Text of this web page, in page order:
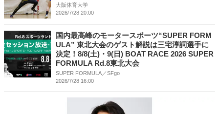
大阪体育大学
2026/7/28 20:00
国内最⾼峰のモータースポーツ“SUPER FORM
ULA” 東北⼤会のゲスト解説は三宅淳詞選⼿に
決定！8/8(⼟)・9(⽇) BOAT RACE 2026 SUPER
FORMULA Rd.8東北⼤会
SUPER FORMULA／SFgo
2026/7/28 16:00